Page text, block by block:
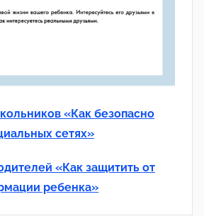
«Как безопасно
сетях»
«Как защитить от
ребенка»